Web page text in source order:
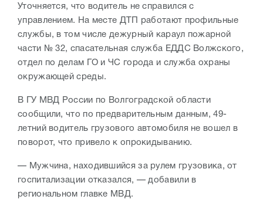
Уточняется, что водитель не справился с
управлением. На месте ДТП работают профильные
службы, в том числе дежурный караул пожарной
части № 32, спасательная служба ЕДДС Волжского,
отдел по делам ГО и ЧС города и служба охраны
окружающей среды.
В ГУ МВД России по Волгоградской области
сообщили, что по предварительным данным, 49-
летний водитель грузового автомобиля не вошел в
поворот, что привело к опрокидыванию.
— Мужчина, находившийся за рулем грузовика, от
госпитализации отказался, — добавили в
региональном главке МВД.